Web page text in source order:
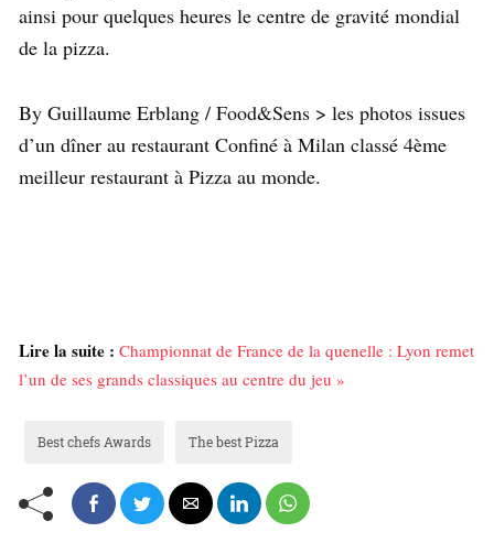
ainsi pour quelques heures le centre de gravité mondial
de la pizza.
By Guillaume Erblang / Food&Sens > les photos issues
d’un dîner au restaurant Confiné à Milan classé 4ème
meilleur restaurant à Pizza au monde.
Lire la suite : Championnat de France de la quenelle : Lyon remet
l’un de ses grands classiques au centre du jeu »
Best chefs Awards The best Pizza